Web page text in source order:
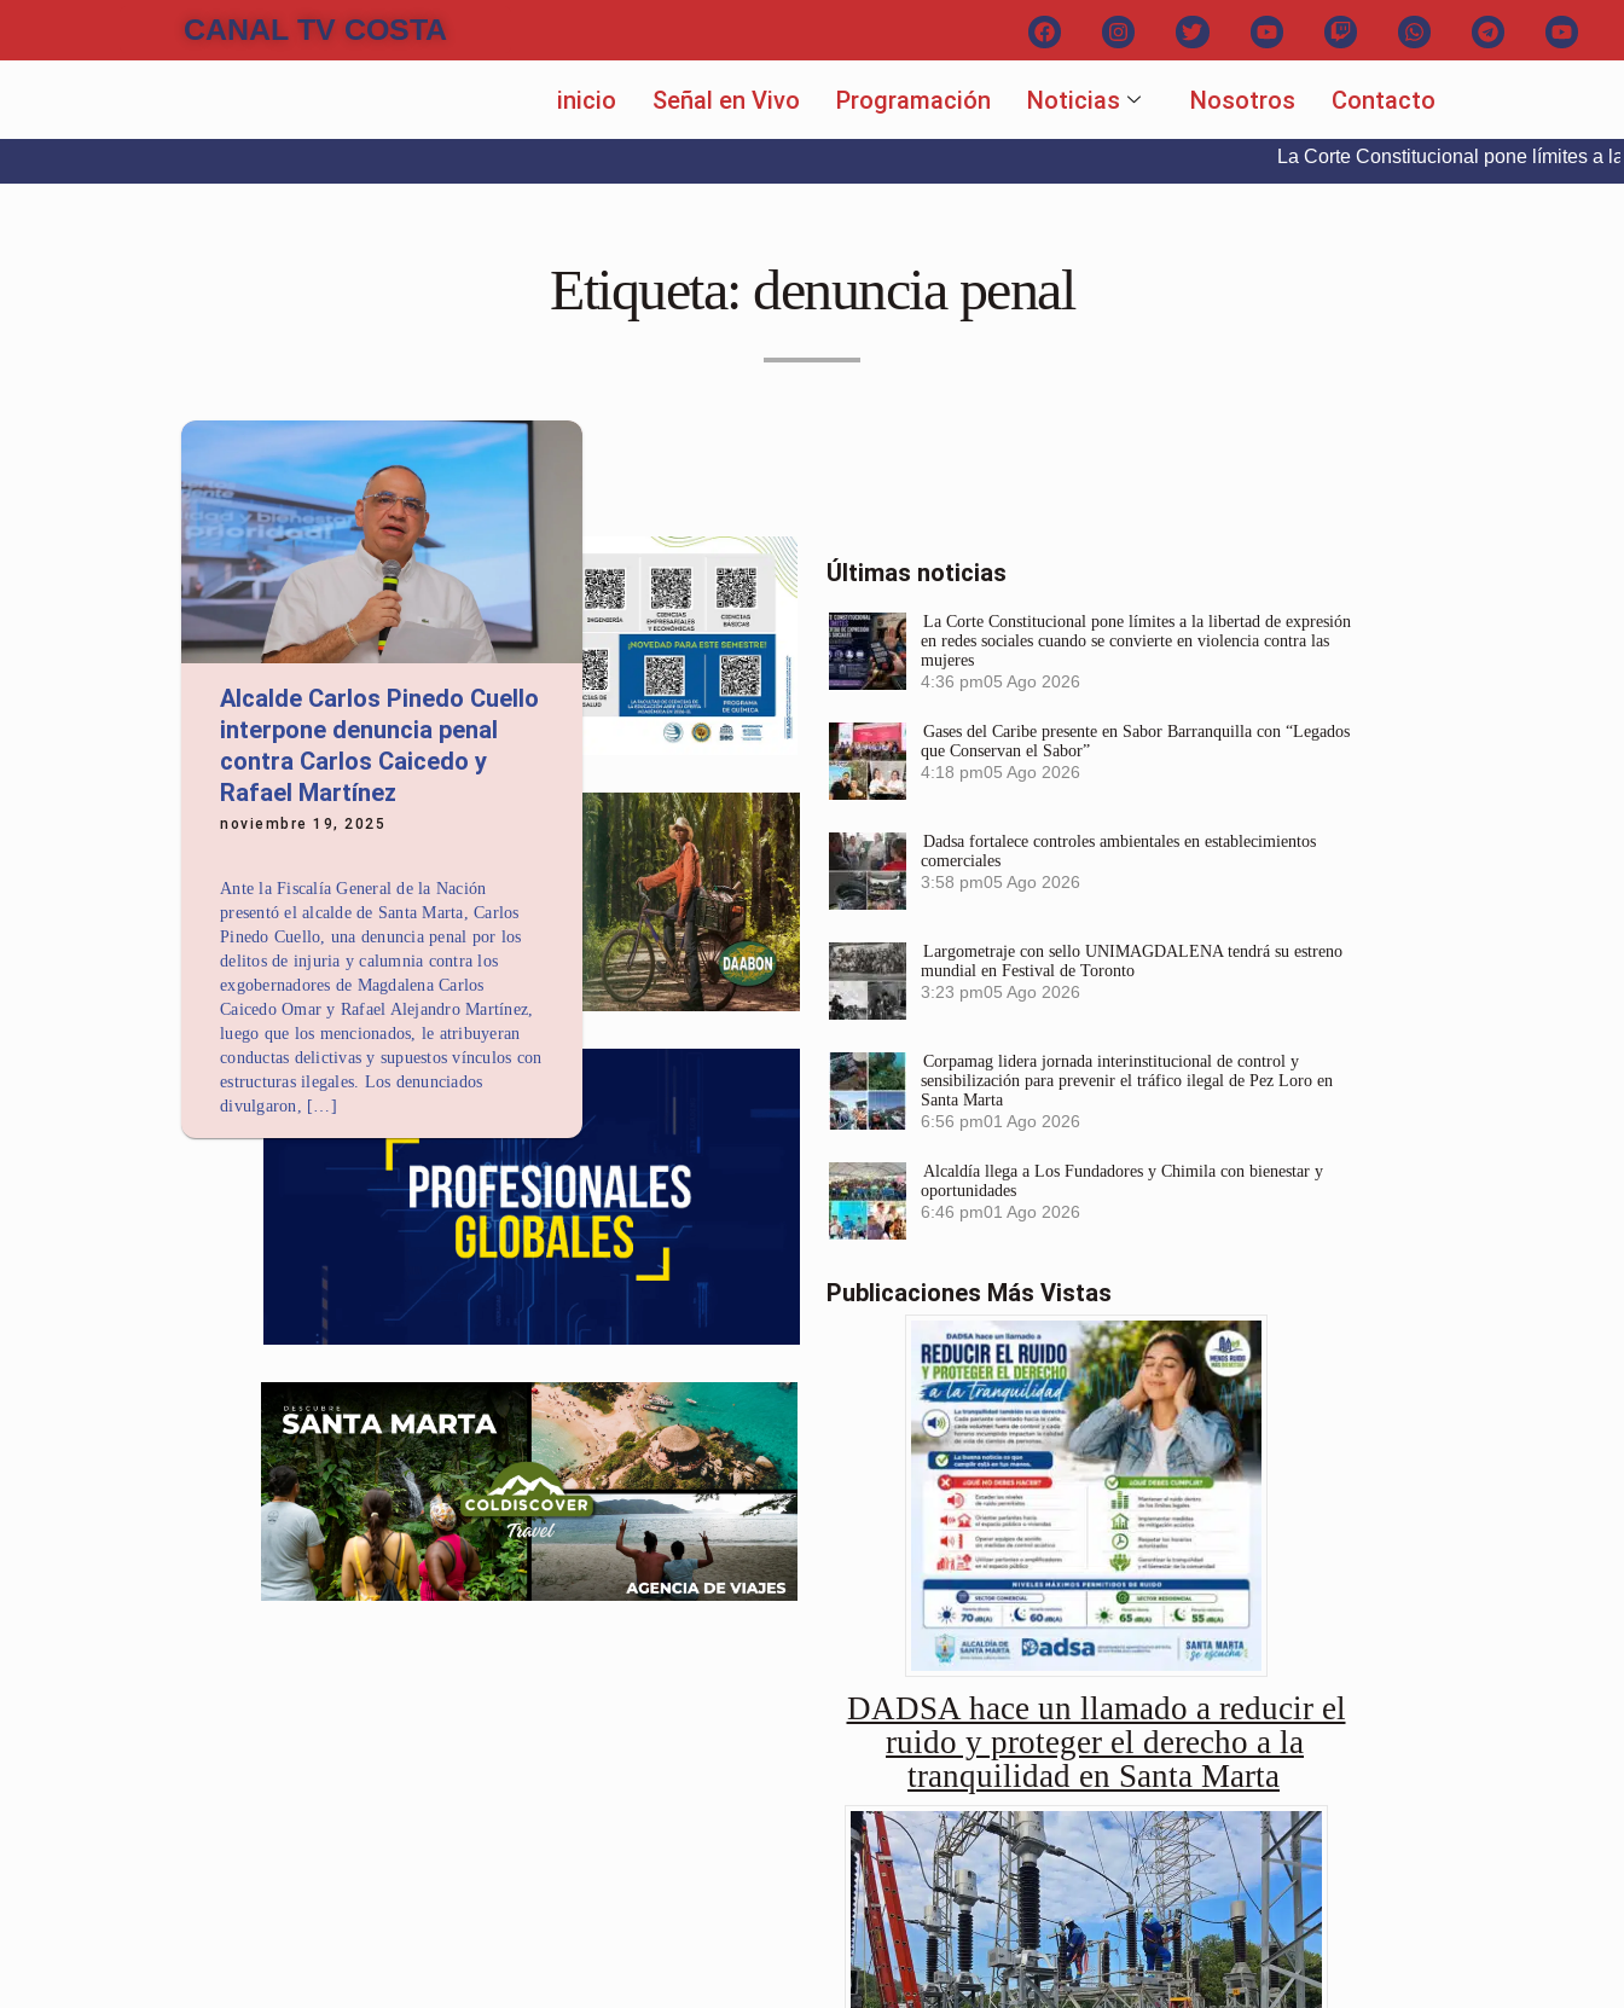
CANAL TV COSTA
inicio Señal en Vivo Programación Noticias Nosotros Contacto
La Corte Constitucional pone límites a la libertad
Etiqueta: denuncia penal
Alcalde Carlos Pinedo Cuello
interpone denuncia penal
contra Carlos Caicedo y
Rafael Martínez
noviembre 19, 2025
Ante la Fiscalía General de la Nación
presentó el alcalde de Santa Marta, Carlos
Pinedo Cuello, una denuncia penal por los
delitos de injuria y calumnia contra los
exgobernadores de Magdalena Carlos
Caicedo Omar y Rafael Alejandro Martínez,
luego que los mencionados, le atribuyeran
conductas delictivas y supuestos vínculos con
estructuras ilegales. Los denunciados
divulgaron, […]
Últimas noticias
La Corte Constitucional pone límites a la libertad de expresión
en redes sociales cuando se convierte en violencia contra las
mujeres
4:36 pm05 Ago 2026
Gases del Caribe presente en Sabor Barranquilla con “Legados
que Conservan el Sabor”
4:18 pm05 Ago 2026
Dadsa fortalece controles ambientales en establecimientos
comerciales
3:58 pm05 Ago 2026
Largometraje con sello UNIMAGDALENA tendrá su estreno
mundial en Festival de Toronto
3:23 pm05 Ago 2026
Corpamag lidera jornada interinstitucional de control y
sensibilización para prevenir el tráfico ilegal de Pez Loro en
Santa Marta
6:56 pm01 Ago 2026
Alcaldía llega a Los Fundadores y Chimila con bienestar y
oportunidades
6:46 pm01 Ago 2026
Publicaciones Más Vistas
DADSA hace un llamado a reducir el
ruido y proteger el derecho a la
tranquilidad en Santa Marta